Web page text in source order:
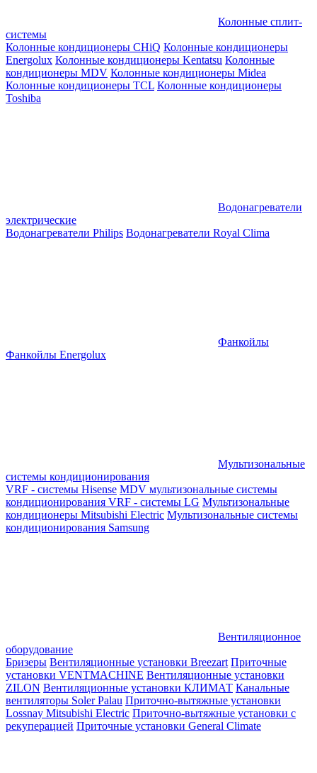
Колонные сплит-
системы
Колонные кондиционеры CHiQ Колонные кондиционеры
Energolux Колонные кондиционеры Kentatsu Колонные
кондиционеры MDV Колонные кондиционеры Midea
Колонные кондиционеры TCL Колонные кондиционеры
Toshiba
Водонагреватели
электрические
Водонагреватели Philips Водонагреватели Royal Clima
Фанкойлы
Фанкойлы Energolux
Мультизональные
системы кондиционирования
VRF - системы Hisense MDV мультизональные системы
кондиционирования VRF - системы LG Мультизональные
кондиционеры Mitsubishi Electric Мультизональные системы
кондиционирования Samsung
Вентиляционное
оборудование
Бризеры Вентиляционные установки Breezart Приточные
установки VENTMACHINE Вентиляционные установки
ZILON Вентиляционные установки КЛИМАТ Канальные
вентиляторы Soler Palau Приточно-вытяжные установки
Lossnay Mitsubishi Electric Приточно-вытяжные установки с
рекуперацией Приточные установки General Climate